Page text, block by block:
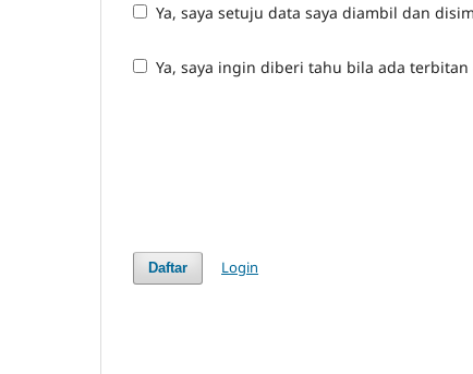
Ya, saya setuju data saya diambil dan
Ya, saya ingin diberi tahu bila ada
Daftar Login